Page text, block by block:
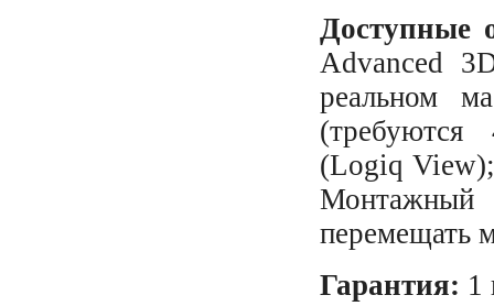
Доступные
Advanced
реальном
(требуются
(Logiq
перемещать
Гарантия: 1